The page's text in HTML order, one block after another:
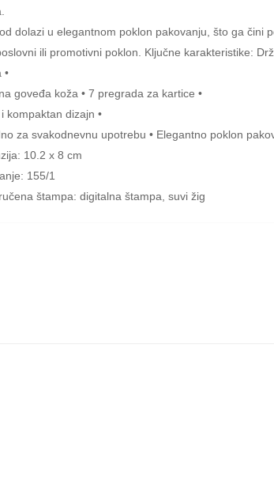
dolazi u elegantnom poklon pakovanju, što ga čini
ili promotivni poklon. Ključne karakteristike:
•
goveđa koža • 7 pregrada za kartice •
kompaktan dizajn •
za svakodnevnu upotrebu • Elegantno poklon
10.2 x 8 cm
155/1
štampa: digitalna štampa, suvi žig